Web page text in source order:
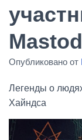
Опубликовано от
Легенды о
Хайндса